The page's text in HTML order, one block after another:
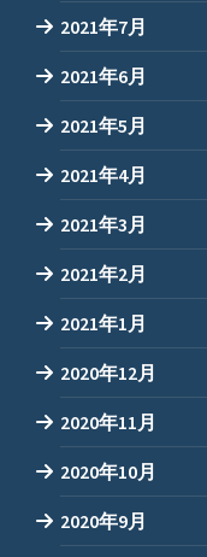
2021年7月
2021年6月
2021年5月
2021年4月
2021年3月
2021年2月
2021年1月
2020年12月
2020年11月
2020年10月
2020年9月